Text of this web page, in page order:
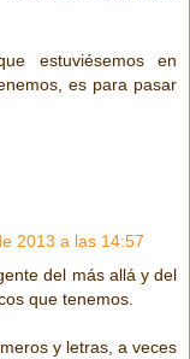
estuviésemos en
es para pasar
2013 a las 14:57
del más allá y del
que tenemos.
y letras, a veces